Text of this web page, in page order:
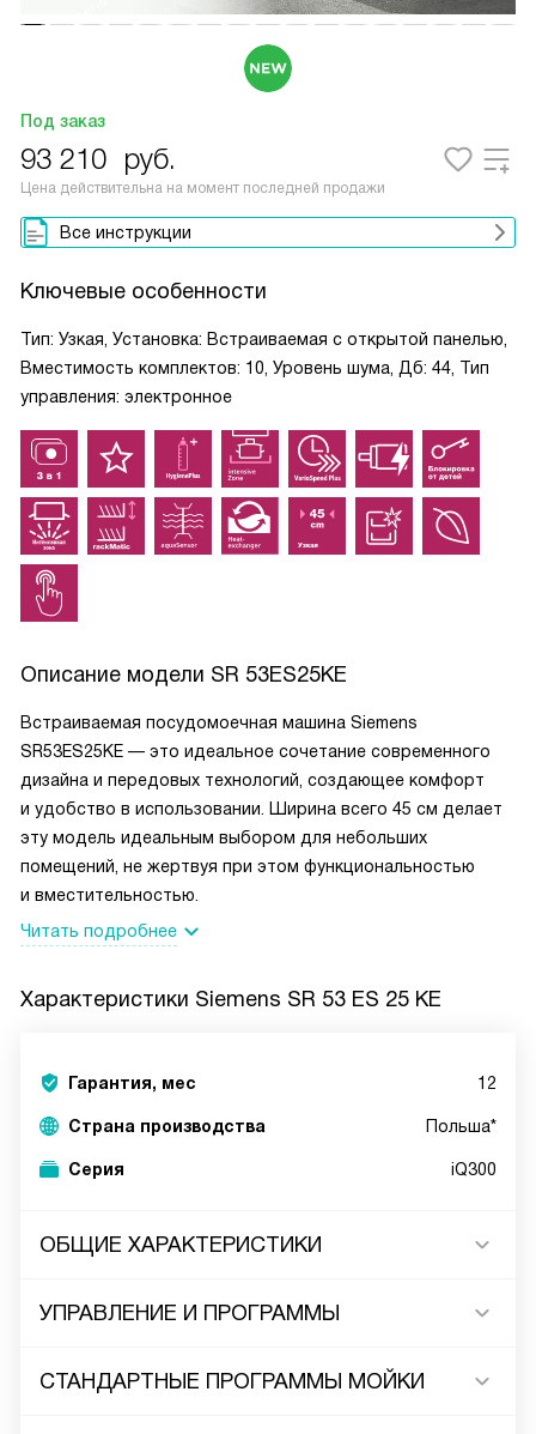
Под заказ
93 210 руб.
Цена действительна на момент последней продажи
Все инструкции
Ключевые особенности
Тип: Узкая, Установка: Встраиваемая с открытой панелью,
Вместимость комплектов: 10, Уровень шума, Дб: 44, Тип
управления: электронное
Описание модели SR 53ES25KE
Встраиваемая посудомоечная машина Siemens
SR53ES25KE — это идеальное сочетание современного
дизайна и передовых технологий, создающее комфорт
и удобство в использовании. Ширина всего 45 см делает
эту модель идеальным выбором для небольших
помещений, не жертвуя при этом функциональностью
и вместительностью.
Читать подробнее
Характеристики Siemens SR 53 ES 25 KE
Гарантия, мес 12
Страна производства Польша*
Серия iQ300
ОБЩИЕ ХАРАКТЕРИСТИКИ
УПРАВЛЕНИЕ И ПРОГРАММЫ
СТАНДАРТНЫЕ ПРОГРАММЫ МОЙКИ